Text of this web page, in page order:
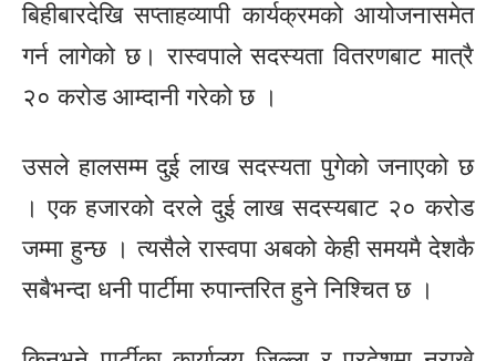
बिहीबारदेखि सप्ताहव्यापी कार्यक्रमको आयोजनासमेत
गर्न लागेको छ। रास्वपाले सदस्यता वितरणबाट मात्रै
२० करोड आम्दानी गरेको छ ।
उसले हालसम्म दुई लाख सदस्यता पुगेको जनाएको छ
। एक हजारको दरले दुई लाख सदस्यबाट २० करोड
जम्मा हुन्छ । त्यसैले रास्वपा अबको केही समयमै देशकै
सबैभन्दा धनी पार्टीमा रुपान्तरित हुने निश्चित छ ।